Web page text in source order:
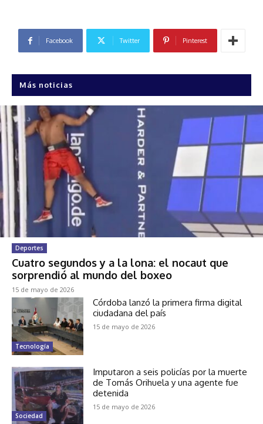
Facebook Twitter Pinterest
Más noticias
Deportes
Cuatro segundos y a la lona: el nocaut que
sorprendió al mundo del boxeo
15 de mayo de 2026
Tecnología
Córdoba lanzó la primera firma digital
ciudadana del país
15 de mayo de 2026
Sociedad
Imputaron a seis policías por la muerte
de Tomás Orihuela y una agente fue
detenida
15 de mayo de 2026